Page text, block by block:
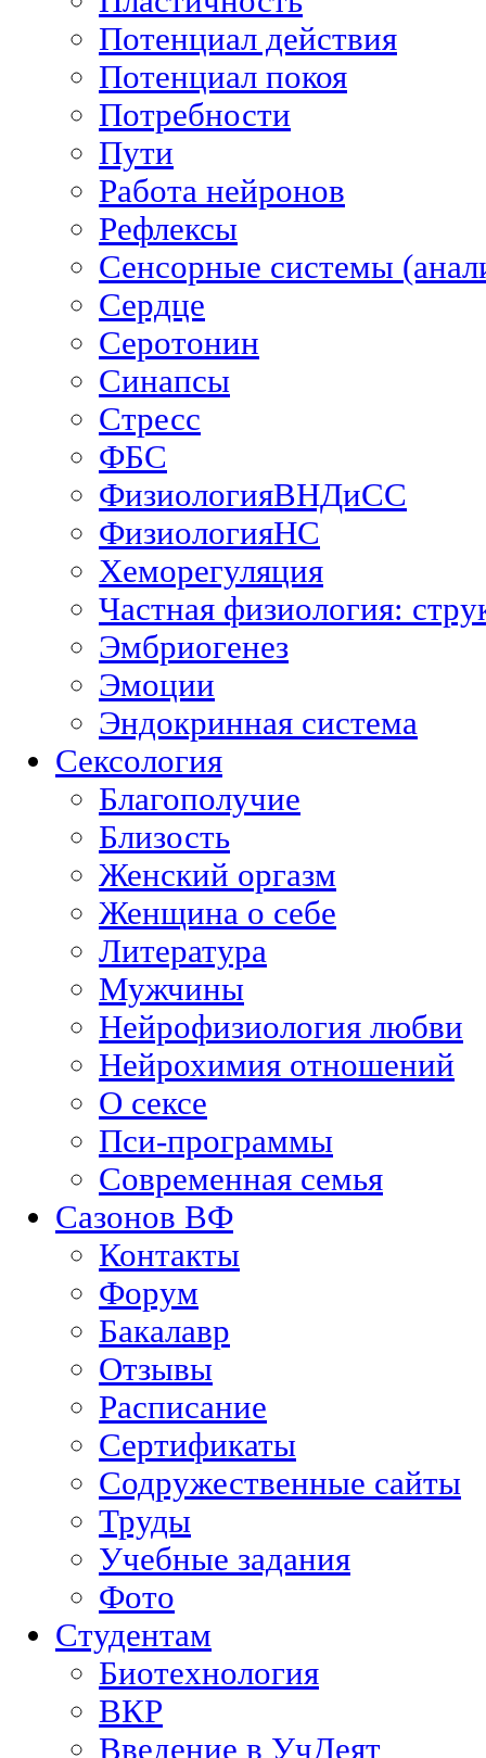
Потенциал действия
Потенциал покоя
Потребности
Пути
Работа нейронов
Рефлексы
Сенсорные системы
Сердце
Серотонин
Синапсы
Стресс
ФБС
ФизиологияВНДиСС
ФизиологияНС
Хеморегуляция
Частная физиология:
Эмбриогенез
Эмоции
Эндокринная система
Сексология
Благополучие
Близость
Женский оргазм
Женщина о себе
Литература
Мужчины
Нейрофизиология любви
Нейрохимия отношений
О сексе
Пси-программы
Современная семья
Сазонов ВФ
Контакты
Форум
Бакалавр
Отзывы
Расписание
Сертификаты
Содружественные сайты
Труды
Учебные задания
Фото
Студентам
Биотехнология
ВКР
Введение в УчДеят